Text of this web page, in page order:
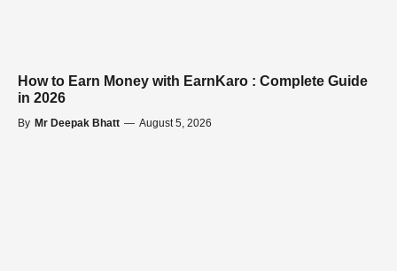
How to Earn Money with EarnKaro : Complete Guide
in 2026
By Mr Deepak Bhatt — August 5, 2026